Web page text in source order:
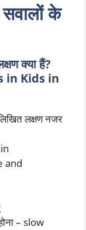
सवालों के
क्या हैं?
in Kids in
लक्षण नजर
and
– slow